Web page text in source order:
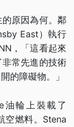
原因為何。鄰
East）執行
，「這看起來
常先進的技術
的障礙物。」
油輪上裝載了
空燃料。Stena